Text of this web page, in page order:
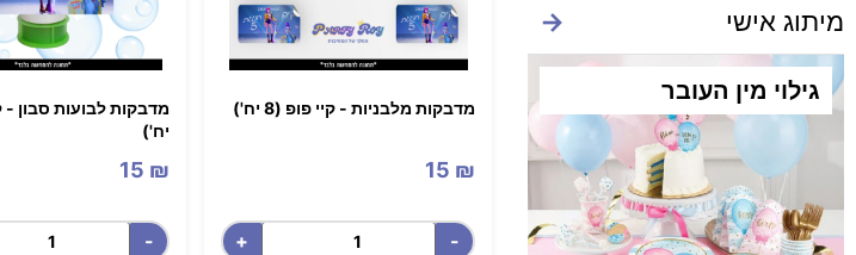
מיתוג אישי →
גילוי מין העובר
מדבקות מלבניות - קיי פופ (8 יח')
15 ₪
-
+
יח')
15 ₪
-